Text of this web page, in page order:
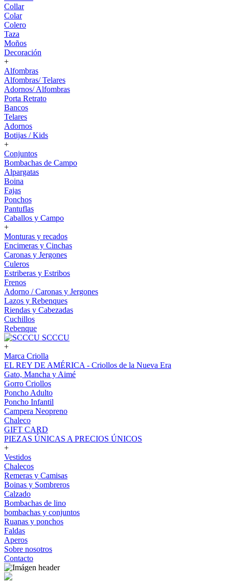
Collar
Colar
Colero
Taza
Moños
Decoración
+
Alfombras
Alfombras/ Telares
Adornos/ Alfombras
Porta Retrato
Bancos
Telares
Adornos
Botijas / Kids
+
Conjuntos
Bombachas de Campo
Alpargatas
Boina
Fajas
Ponchos
Pantuflas
Caballos y Campo
+
Monturas y recados
Encimeras y Cinchas
Caronas y Jergones
Culeros
Estriberas y Estribos
Frenos
Adorno / Caronas y Jergones
Lazos y Rebenques
Riendas y Cabezadas
Cuchillos
Rebenque
SCCCU
+
Marca Criolla
EL REY DE AMÉRICA - Criollos de la Nueva Era
Gato, Mancha y Aimé
Gorro Criollos
Poncho Adulto
Poncho Infantil
Campera Neopreno
Chaleco
GIFT CARD
PIEZAS ÚNICAS A PRECIOS ÚNICOS
+
Vestidos
Chalecos
Remeras y Camisas
Boinas y Sombreros
Calzado
Bombachas de lino
bombachas y conjuntos
Ruanas y ponchos
Faldas
Aperos
Sobre nosotros
Contacto